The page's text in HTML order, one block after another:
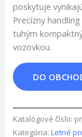
poskytuje
Precízny
tuhým
vozovkou.
DO
Katalógové číslo:
Kategória:Letné